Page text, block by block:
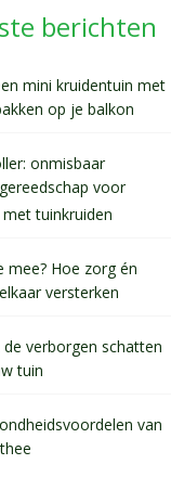
berichten
mini kruidentuin met
op je balkon
onmisbaar
voor
tuinkruiden
mee? Hoe zorg én
versterken
de verborgen schatten
tuin
van